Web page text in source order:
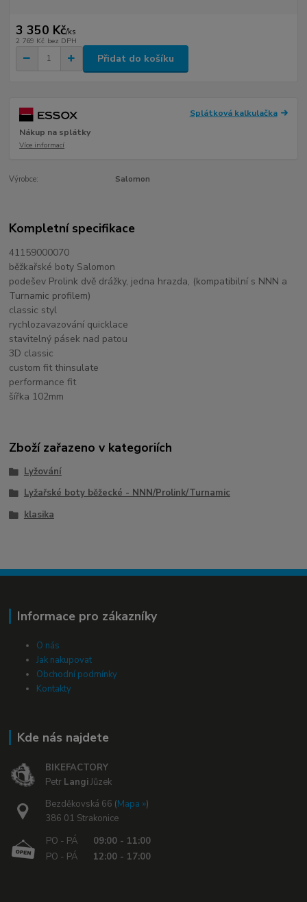
3 350 Kč/ks
2 769 Kč bez DPH
Přidat do košíku
Splátková kalkulačka
Nákup na splátky
Více informací
Výrobce: Salomon
Kompletní specifikace
41159000070
běžkařské boty Salomon
podešev Prolink dvě drážky, jedna hrazda, (kompatibilní s NNN a
Turnamic profilem)
classic styl
rychlozavazování quicklace
stavitelný pásek nad patou
3D classic
custom fit thinsulate
performance fit
šířka 102mm
Zboží zařazeno v kategoriích
Lyžování
Lyžařské boty běžecké - NNN/Prolink/Turnamic
klasika
Informace pro zákazníky
O nás
Jak nakupovat
Obchodní podmínky
Kontakty
Kde nás najdete
BIKEFACTORY
Petr LangiJůzek
Bezděkovská 66 (Mapa »)
386 01 Strakonice
PO - PÁ
09:00 - 11:00
PO - PÁ
12:00 - 17:00